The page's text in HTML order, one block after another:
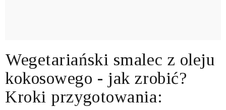
Wegetariański smalec z oleju
kokosowego - jak zrobić?
Kroki przygotowania: